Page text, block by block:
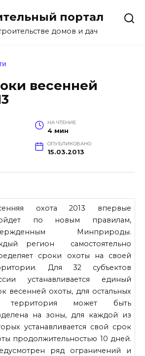
портал
домов и дач
весенней
НА ЧТЕНИЕ
4 мин
ОПУБЛИКОВАНО
15.03.2013
охота 2013 впервые
по новым правилам,
Минприроды.
регион самостоятельно
сроки охоты на своей
Для 32 субъектов
устанавливается единый
весенней охоты, для остальных
может быть
на зоны, для каждой из
устанавливается свой срок
продолжительностью 10 дней.
ряд ограничений и